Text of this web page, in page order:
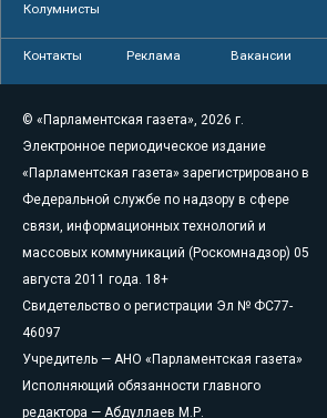
Колумнисты
Контакты Реклама Вакансии
© «Парламентская газета», 2026 г.
Электронное периодическое издание
«Парламентская газета» зарегистрировано в
Федеральной службе по надзору в сфере
связи, информационных технологий и
массовых коммуникаций (Роскомнадзор) 05
августа 2011 года. 18+
Свидетельство о регистрации Эл № ФС77-
46097
Учредитель — АНО «Парламентская газета»
Исполняющий обязанности главного
редактора — Абдуллаев М.Р.